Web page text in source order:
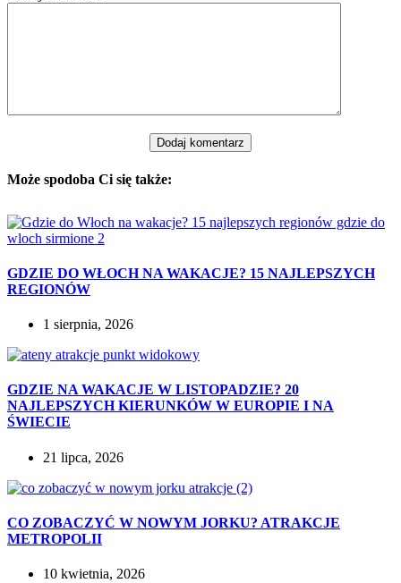
Dodaj komentarz
Może spodoba Ci się także:
GDZIE DO WŁOCH NA WAKACJE? 15 NAJLEPSZYCH
REGIONÓW
1 sierpnia, 2026
GDZIE NA WAKACJE W LISTOPADZIE? 20
NAJLEPSZYCH KIERUNKÓW W EUROPIE I NA
ŚWIECIE
21 lipca, 2026
CO ZOBACZYĆ W NOWYM JORKU? ATRAKCJE
METROPOLII
10 kwietnia, 2026